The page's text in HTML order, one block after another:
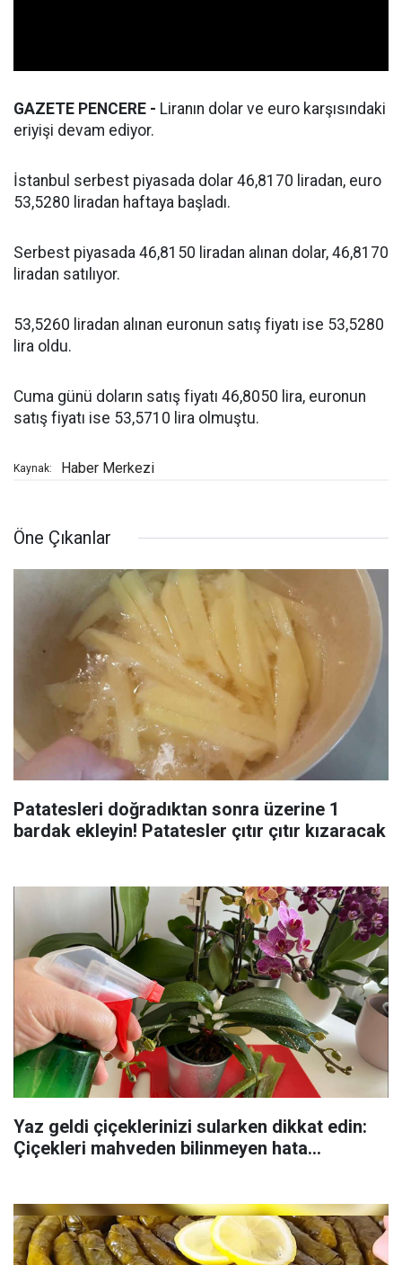
GAZETE PENCERE - Liranın dolar ve euro karşısındaki
eriyişi devam ediyor.
İstanbul serbest piyasada dolar 46,8170 liradan, euro
53,5280 liradan haftaya başladı.
Serbest piyasada 46,8150 liradan alınan dolar, 46,8170
liradan satılıyor.
53,5260 liradan alınan euronun satış fiyatı ise 53,5280
lira oldu.
Cuma günü doların satış fiyatı 46,8050 lira, euronun
satış fiyatı ise 53,5710 lira olmuştu.
Kaynak: Haber Merkezi
Öne Çıkanlar
Patatesleri doğradıktan sonra üzerine 1
bardak ekleyin! Patatesler çıtır çıtır kızaracak
Yaz geldi çiçeklerinizi sularken dikkat edin:
Çiçekleri mahveden bilinmeyen hata...